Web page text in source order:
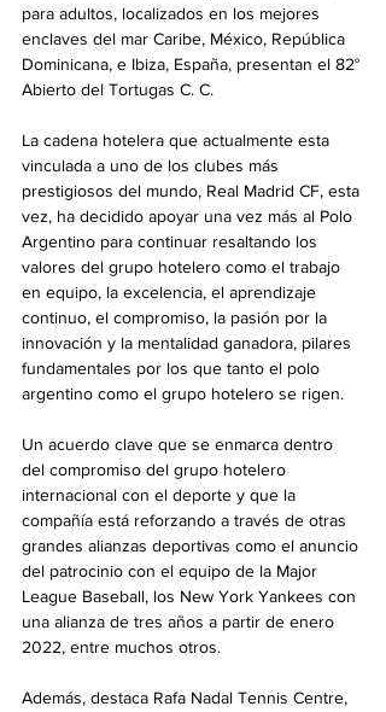
para adultos, localizados en los mejores
enclaves del mar Caribe, México, República
Dominicana, e Ibiza, España, presentan el 82°
Abierto del Tortugas C. C.
La cadena hotelera que actualmente esta
vinculada a uno de los clubes más
prestigiosos del mundo, Real Madrid CF, esta
vez, ha decidido apoyar una vez más al Polo
Argentino para continuar resaltando los
valores del grupo hotelero como el trabajo
en equipo, la excelencia, el aprendizaje
continuo, el compromiso, la pasión por la
innovación y la mentalidad ganadora, pilares
fundamentales por los que tanto el polo
argentino como el grupo hotelero se rigen.
Un acuerdo clave que se enmarca dentro
del compromiso del grupo hotelero
internacional con el deporte y que la
compañía está reforzando a través de otras
grandes alianzas deportivas como el anuncio
del patrocinio con el equipo de la Major
League Baseball, los New York Yankees con
una alianza de tres años a partir de enero
2022, entre muchos otros.
Además, destaca Rafa Nadal Tennis Centre,